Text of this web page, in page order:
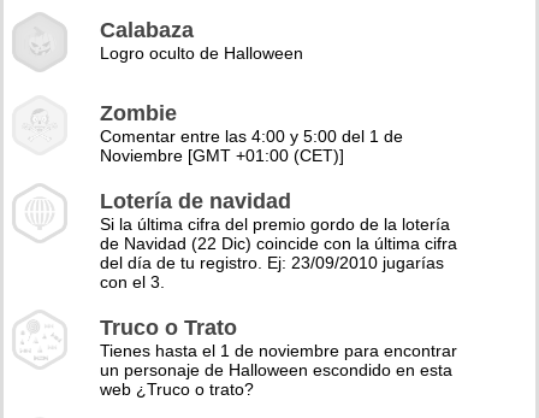
Calabaza
Logro oculto de Halloween
Zombie
Comentar entre las 4:00 y 5:00 del 1 de
Noviembre [GMT +01:00 (CET)]
Lotería de navidad
Si la última cifra del premio gordo de la lotería
de Navidad (22 Dic) coincide con la última cifra
del día de tu registro. Ej: 23/09/2010 jugarías
con el 3.
Truco o Trato
Tienes hasta el 1 de noviembre para encontrar
un personaje de Halloween escondido en esta
web ¿Truco o trato?